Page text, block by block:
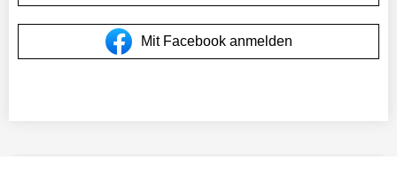
Mit Facebook anmelden